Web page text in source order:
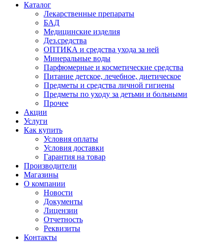
Каталог
Лекарственные препараты
БАД
Медицинские изделия
Дез.средства
ОПТИКА и средства ухода за ней
Минеральные воды
Парфюмерные и косметические средства
Питание детское, лечебное, диетическое
Предметы и средства личной гигиены
Предметы по уходу за детьми и больными
Прочее
Акции
Услуги
Как купить
Условия оплаты
Условия доставки
Гарантия на товар
Производители
Магазины
О компании
Новости
Документы
Лицензии
Отчетность
Реквизиты
Контакты